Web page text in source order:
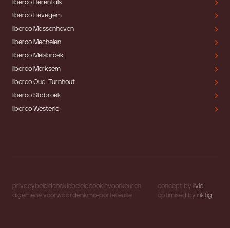
liberoo Herentals
liberoo Lievegem
liberoo Massenhoven
liberoo Mechelen
liberoo Melsbroek
liberoo Merksem
liberoo Oud-Turnhout
liberoo Stabroek
liberoo Westerlo
privacybeleidcookiebeleidcookievoorkeuren
algemene voorwaardenkmo-portefeuille
concept by livid
optimised byriktig